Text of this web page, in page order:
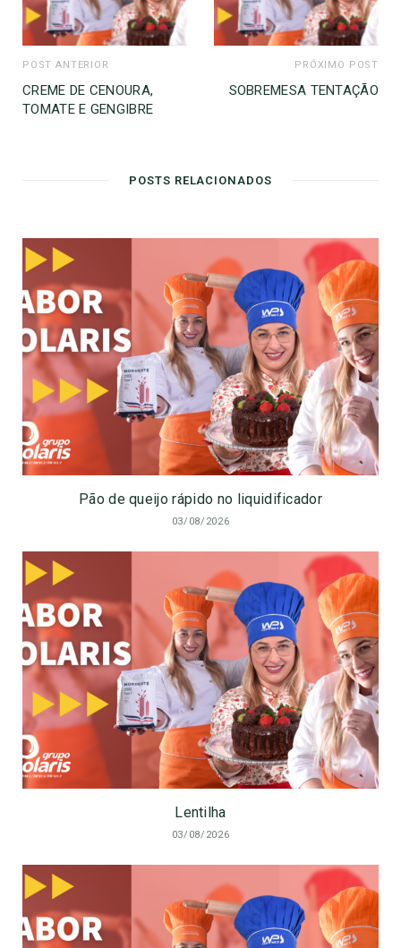
POST ANTERIOR
CREME DE CENOURA,
TOMATE E GENGIBRE
PRÓXIMO POST
SOBREMESA TENTAÇÃO
POSTS RELACIONADOS
Pão de queijo rápido no liquidificador
03/08/2026
Lentilha
03/08/2026